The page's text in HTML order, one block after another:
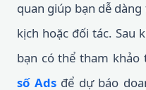
quan giúp bạn dễ
kịch hoặc đối tác. Sau
bạn có thể tham khảo
số Adsđể dự báo